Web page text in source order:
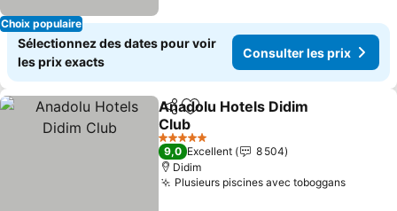
Choix populaire
Sélectionnez des dates pour voir
les prix exacts
Consulter les prix
PartagerAjouter à mes favoris
Anadolu Hotels Didim
Club
5 Étoiles
9,0 Excellent
8 504
Didim
Plusieurs piscines avec toboggans